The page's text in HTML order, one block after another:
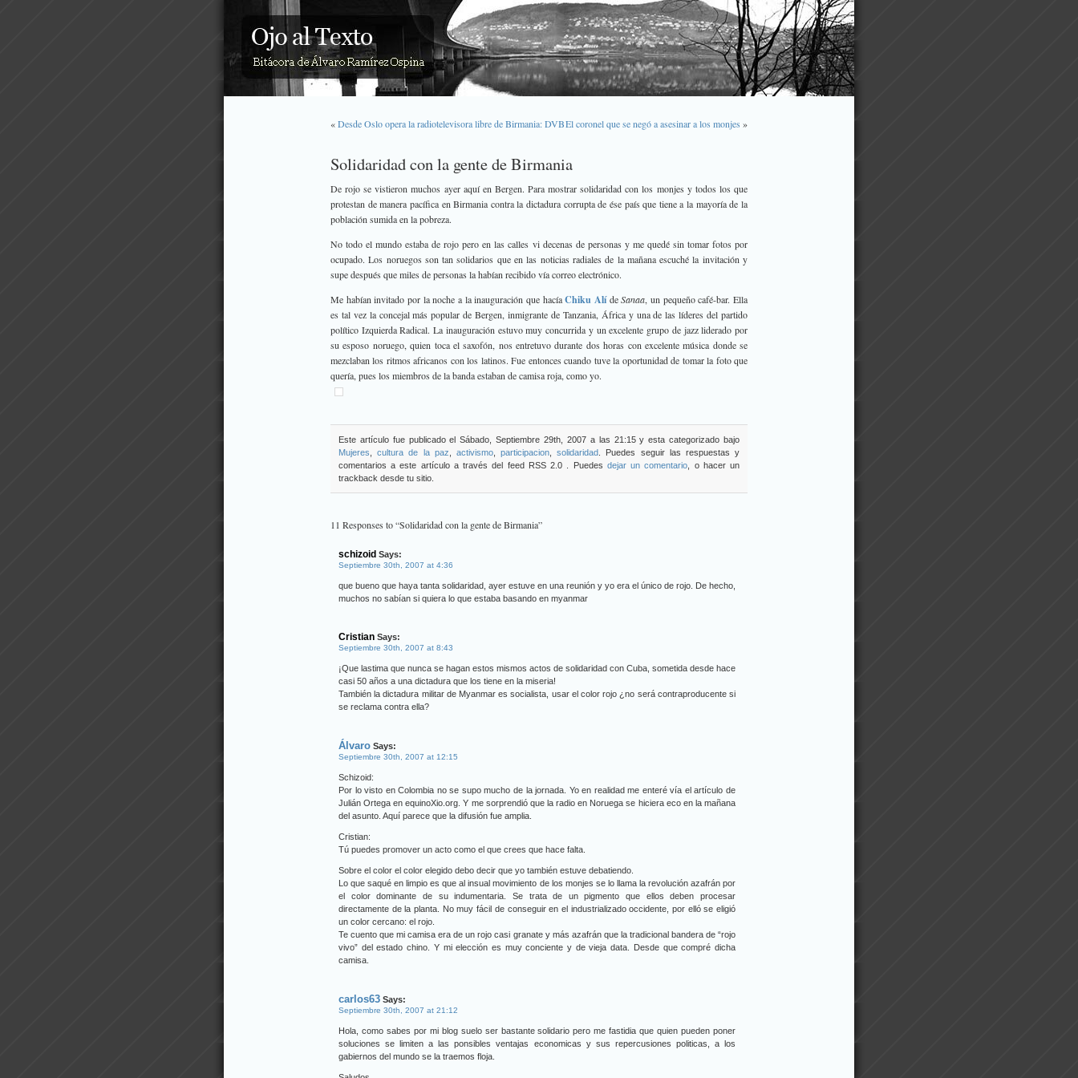
«Desde Oslo opera la radiotelevisora libre de Birmania: DVBEl coronel que se negó a asesinar a los monjes »
Solidaridad con la gente de Birmania
De rojo se vistieron muchos ayer aquí en Bergen. Para mostrar solidaridad con los monjes y todos los que
protestan de manera pacífica en Birmania contra la dictadura corrupta de ése país que tiene a la mayoría de la
población sumida en la pobreza.
No todo el mundo estaba de rojo pero en las calles vi decenas de personas y me quedé sin tomar fotos por
ocupado. Los noruegos son tan solidarios que en las noticias radiales de la mañana escuché la invitación y
supe después que miles de personas la habían recibido vía correo electrónico.
Me habían invitado por la noche a la inauguración que hacíaChiku AlídeSanaa, un pequeño café-bar. Ella
es tal vez la concejal más popular de Bergen, inmigrante de Tanzania, África y una de las líderes del partido
político Izquierda Radical. La inauguración estuvo muy concurrida y un excelente grupo de jazz liderado por
su esposo noruego, quien toca el saxofón, nos entretuvo durante dos horas con excelente música donde se
mezclaban los ritmos africanos con los latinos. Fue entonces cuando tuve la oportunidad de tomar la foto que
quería, pues los miembros de la banda estaban de camisa roja, como yo.
Este artículo fue publicado el Sábado, Septiembre 29th, 2007 a las 21:15 y esta categorizado bajo
Mujeres ,cultura de la paz activismo,participacion ,solidaridad . Puedes seguir las respuestas y
comentarios a este artículo a través del feed RSS 2.0 . Puedes dejar un comentario , o hacer un
trackback desde tu sitio.
11 Responses to “Solidaridad con la gente de Birmania”
schizoid Says:
Septiembre 30th, 2007 at 4:36
que bueno que haya tanta solidaridad, ayer estuve en una reunión y yo era el único de rojo. De hecho,
muchos no sabían si quiera lo que estaba basando en myanmar
Cristian Says:
Septiembre 30th, 2007 at 8:43
¡Que lastima que nunca se hagan estos mismos actos de solidaridad con Cuba, sometida desde hace
casi 50 años a una dictadura que los tiene en la miseria!
También la dictadura militar de Myanmar es socialista, usar el color rojo ¿no será contraproducente si
se reclama contra ella?
Álvaro Says:
Septiembre 30th, 2007 at 12:15
Schizoid:
Por lo visto en Colombia no se supo mucho de la jornada. Yo en realidad me enteré vía el artículo de
Julián Ortega en equinoXio.org. Y me sorprendió que la radio en Noruega se hiciera eco en la mañana
del asunto. Aquí parece que la difusión fue amplia.
Cristian:
Tú puedes promover un acto como el que crees que hace falta.
Sobre el color el color elegido debo decir que yo también estuve debatiendo.
Lo que saqué en limpio es que al insual movimiento de los monjes se lo llama la revolución azafrán por
el color dominante de su indumentaria. Se trata de un pigmento que ellos deben procesar
directamente de la planta. No muy fácil de conseguir en el industrializado occidente, por elló se eligió
un color cercano: el rojo.
Te cuento que mi camisa era de un rojo casi granate y más azafrán que la tradicional bandera de “rojo
vivo” del estado chino. Y mi elección es muy conciente y de vieja data. Desde que compré dicha
camisa.
carlos63 Says:
Septiembre 30th, 2007 at 21:12
Hola, como sabes por mi blog suelo ser bastante solidario pero me fastidia que quien pueden poner
soluciones se limiten a las ponsibles ventajas economicas y sus repercusiones politicas, a los
gabiernos del mundo se la traemos floja.